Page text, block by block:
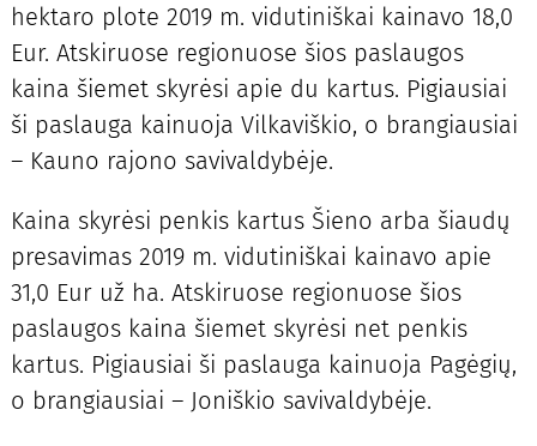
hektaro plote 2019 m. vidutiniškai kainavo 18,0
Eur. Atskiruose regionuose šios paslaugos
kaina šiemet skyrėsi apie du kartus. Pigiausiai
ši paslauga kainuoja Vilkaviškio, o brangiausiai
– Kauno rajono savivaldybėje.
Kaina skyrėsi penkis kartus Šieno arba šiaudų
presavimas 2019 m. vidutiniškai kainavo apie
31,0 Eur už ha. Atskiruose regionuose šios
paslaugos kaina šiemet skyrėsi net penkis
kartus. Pigiausiai ši paslauga kainuoja Pagėgių,
o brangiausiai – Joniškio savivaldybėje.